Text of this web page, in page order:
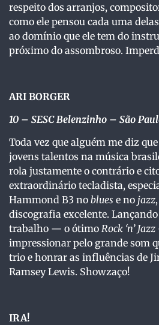
respeito dos arranjos,
como ele pensou cada uma
ao domínio que ele tem do
próximo do assombroso.
ARI BORGER
10 – SESC Belenzinho – São
Toda vez que alguém me diz
jovens talentos na música
rola justamente o contrário e
extraordinário tecladista,
Hammond B3 no blues e no jazz
discografia excelente.
trabalho — o ótimo Rock ‘n’ Jazz
impressionar pelo grande som
trio e honrar as influências de
Ramsey Lewis. Showzaço!
IRA!